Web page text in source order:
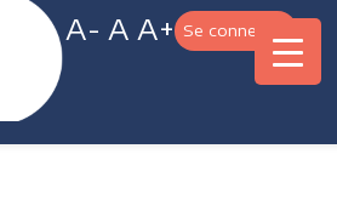
A- A A+ Se connecter